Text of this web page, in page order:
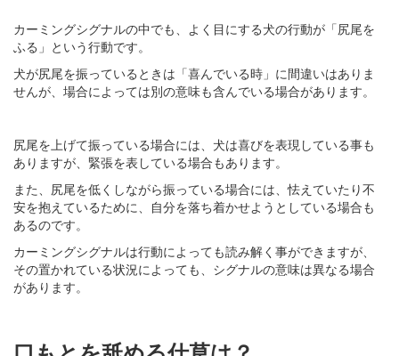
カーミングシグナルの中でも、よく目にする犬の行動が「尻尾を
ふる」という行動です。
犬が尻尾を振っているときは「喜んでいる時」に間違いはありま
せんが、場合によっては別の意味も含んでいる場合があります。
尻尾を上げて振っている場合には、犬は喜びを表現している事も
ありますが、緊張を表している場合もあります。
また、尻尾を低くしながら振っている場合には、怯えていたり不
安を抱えているために、自分を落ち着かせようとしている場合も
あるのです。
カーミングシグナルは行動によっても読み解く事ができますが、
その置かれている状況によっても、シグナルの意味は異なる場合
があります。